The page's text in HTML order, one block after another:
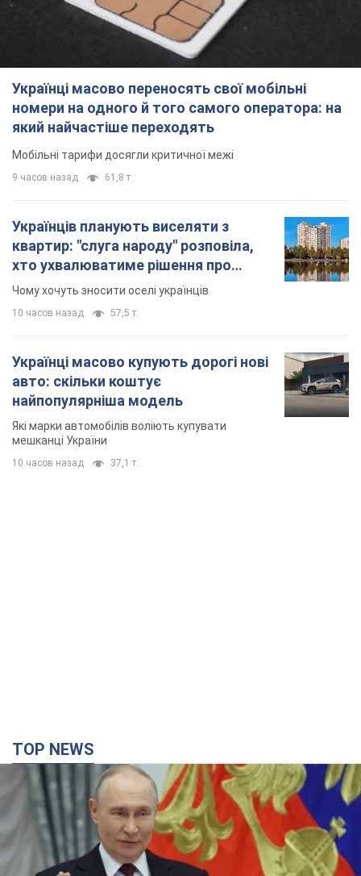
Українці масово переносять свої мобільні
номери на одного й того самого оператора: на
який найчастіше переходять
Мобільні тарифи досягли критичної межі
9 часов назад 61,8 т.
Українців планують виселяти з
квартир: "слуга народу" розповіла,
хто ухвалюватиме рішення про
знесення будинків
Чому хочуть зносити оселі українців
10 часов назад 57,5 т.
Українці масово купують дорогі нові
авто: скільки коштує
найпопулярніша модель
Які марки автомобілів воліють купувати
мешканці України
10 часов назад 37,1 т.
TOP NEWS